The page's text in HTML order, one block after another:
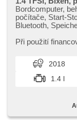
Bordcomputer,
počítače, Start-
Bluetooth,
einstellbar,
automatické
Handgetriebe,
Servolenkung,
Elektronisches
senzory zadní,
Při použití
hod. Kupujte vozy
2018
1.4 l